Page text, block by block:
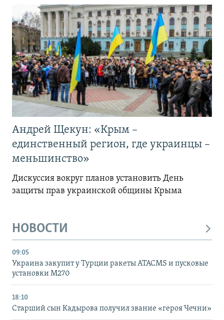
Андрей Щекун: «Крым –
единственный регион, где украинцы –
меньшинство»
Дискуссия вокруг планов установить День
защиты прав украинской общины Крыма
НОВОСТИ
09:05
Украина закупит у Турции ракеты ATACMS и пусковые
установки M270
18:10
Старший сын Кадырова получил звание «героя Чечни»